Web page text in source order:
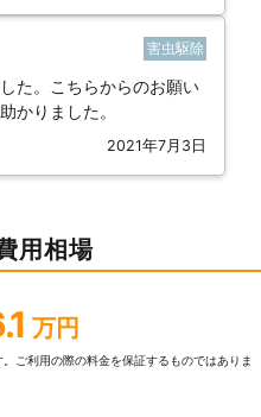
害虫駆除
た。こちらからのお願い
かりました。
2021年7月3日
用相場
万円
ご利⽤の際の料⾦を保証するものではありま